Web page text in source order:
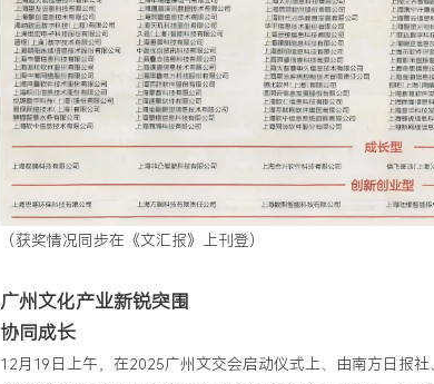
（获奖情况同步在《文汇报》上刊登）
广州文化产业新锐突围
协同成长
12月19日上午，在2025广州文交会启动仪式上、由南方日报